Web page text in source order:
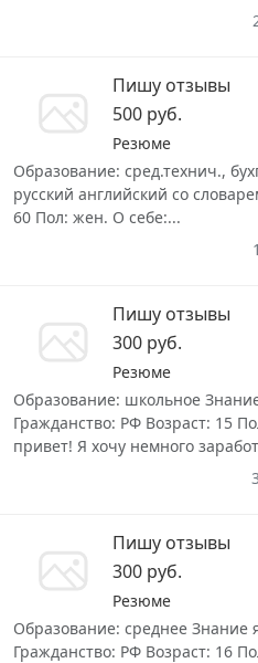
Пишу отзывы
500 руб.
Резюме
Образование: сред.технич.,
русский английский со
60 Пол: жен. О себе:...
Пишу отзывы
300 руб.
Резюме
Образование: школьное
Гражданство: РФ Возраст: 15
привет! Я хочу немного
Пишу отзывы
300 руб.
Резюме
Образование: среднее Знание
Гражданство: РФ Возраст: 16